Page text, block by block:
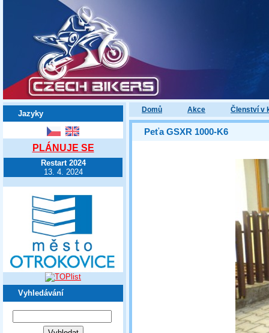
Domů Akce Členství v
Jazyky
PLÁNUJE SE
Restart 2024
13. 4. 2024
Vyhledávání
Peťa GSXR 1000-K6